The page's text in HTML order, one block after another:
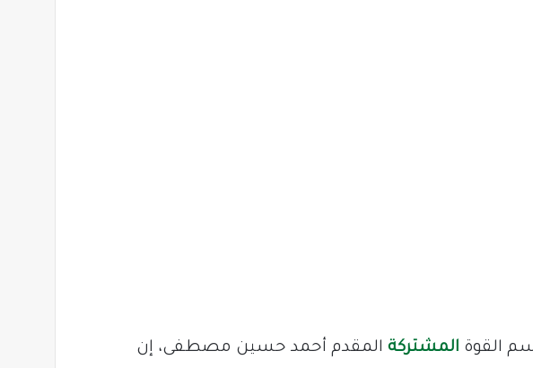
القوة المشتركة المقدم أحمد حسين مصطفى، إن